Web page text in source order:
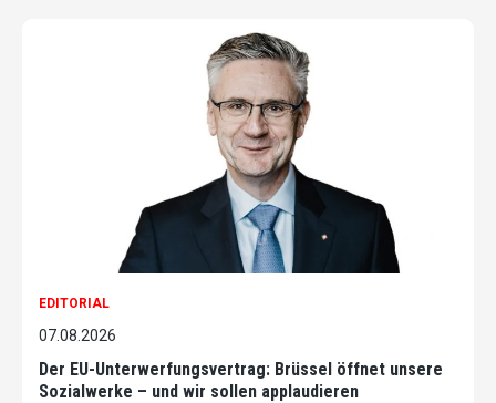
EDITORIAL
07.08.2026
Der EU-Unterwerfungsvertrag: Brüssel öffnet unsere
Sozialwerke – und wir sollen applaudieren